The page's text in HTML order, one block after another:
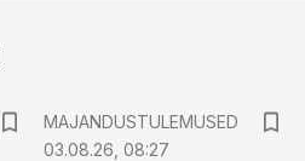
MAJANDUSTULEMUSED
03.08.26, 08:27